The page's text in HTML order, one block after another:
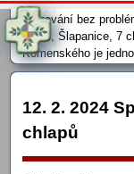
parkování bez
397/9, Šlapanice, 7
Komenského je
buďto parkovat na
12. 2. 2024
chlapů